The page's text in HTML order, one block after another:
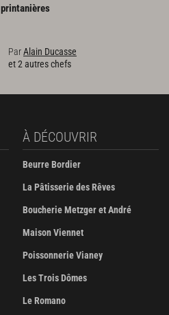
printanières
ParAlain Ducasse
et 2 autres chefs
À DÉCOUVRIR
Beurre Bordier
La Pâtisserie des Rêves
Boucherie Metzger et André
Maison Viennet
Poissonnerie Vianey
Les Trois Dômes
Le Romano